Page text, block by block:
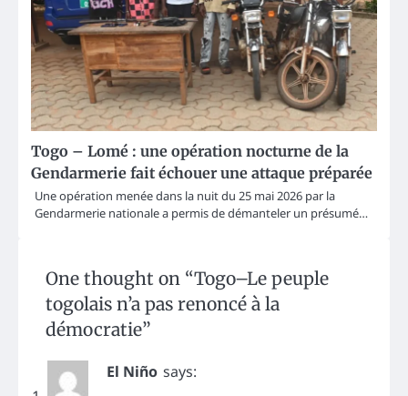
Togo – Lomé : une opération nocturne de la
Gendarmerie fait échouer une attaque préparée
Une opération menée dans la nuit du 25 mai 2026 par la
Gendarmerie nationale a permis de démanteler un présumé…
One thought on “Togo–Le peuple
togolais n’a pas renoncé à la
démocratie”
El Niño says: